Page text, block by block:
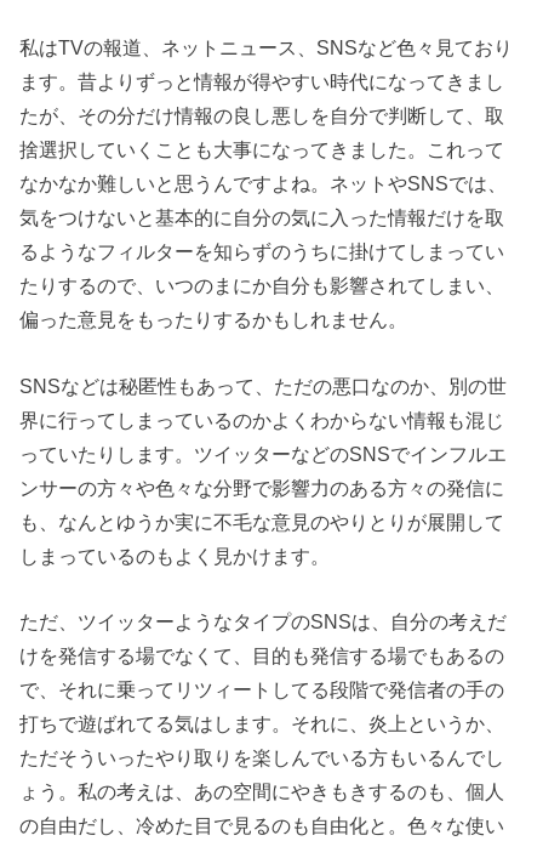
私はTVの報道、ネットニュース、SNSなど色々見ており
ます。昔よりずっと情報が得やすい時代になってきまし
たが、その分だけ情報の良し悪しを自分で判断して、取
捨選択していくことも大事になってきました。これって
なかなか難しいと思うんですよね。ネットやSNSでは、
気をつけないと基本的に自分の気に入った情報だけを取
るようなフィルターを知らずのうちに掛けてしまってい
たりするので、いつのまにか自分も影響されてしまい、
偏った意見をもったりするかもしれません。
SNSなどは秘匿性もあって、ただの悪口なのか、別の世
界に行ってしまっているのかよくわからない情報も混じ
っていたりします。ツイッターなどのSNSでインフルエ
ンサーの方々や色々な分野で影響力のある方々の発信に
も、なんとゆうか実に不毛な意見のやりとりが展開して
しまっているのもよく見かけます。
ただ、ツイッターようなタイプのSNSは、自分の考えだ
けを発信する場でなくて、目的も発信する場でもあるの
で、それに乗ってリツィートしてる段階で発信者の手の
打ちで遊ばれてる気はします。それに、炎上というか、
ただそういったやり取りを楽しんでいる方もいるんでし
ょう。私の考えは、あの空間にやきもきするのも、個人
の自由だし、冷めた目で見るのも自由化と。色々な使い